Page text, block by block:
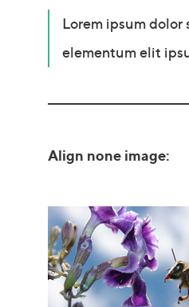
Lorem ipsum
elementum elit
Align none image: